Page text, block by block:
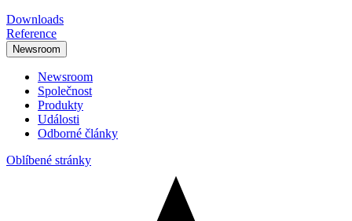
Downloads
Reference
Newsroom
Newsroom
Společnost
Produkty
Události
Odborné články
Oblíbené stránky